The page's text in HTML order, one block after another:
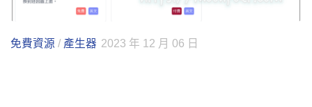
免費資源 / 產生器 2023 年 12 月 06 日